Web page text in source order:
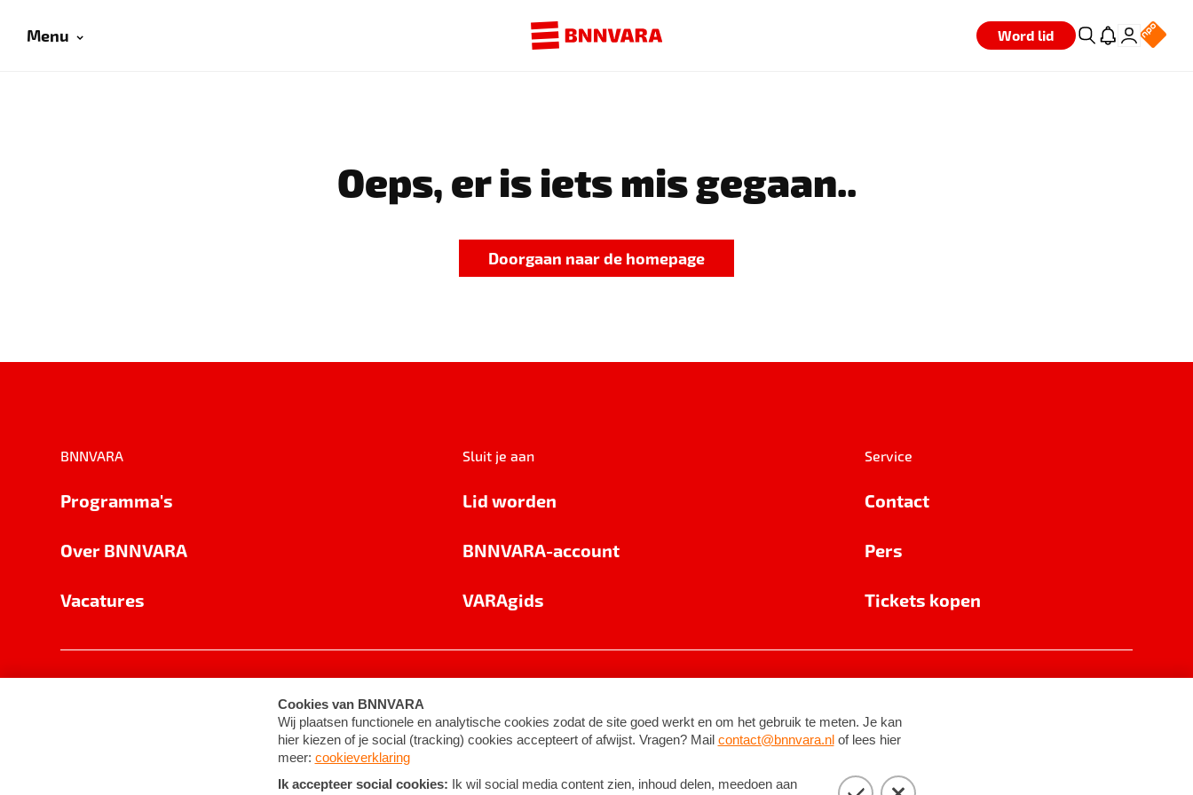
Menu Word lid
Oeps, er is iets mis gegaan..
Doorgaan naar de homepage
BNNVARA
Programma's
Over BNNVARA
Vacatures
Sluit je aan
Lid worden
BNNVARA-account
VARAgids
Service
Contact
Pers
Tickets kopen
Cookie-instellingen Algemene voorwaarden ©2026BNNVARA